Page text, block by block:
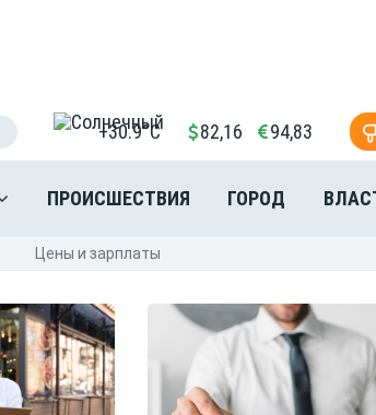
+30.9°C 82,16 94,83
ПРОИСШЕСТВИЯ ГОРОД
Цены и зарплаты